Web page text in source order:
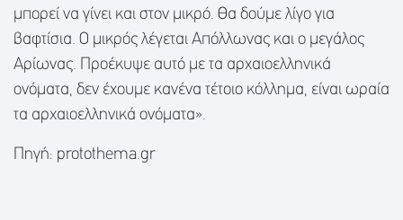
μπορεί να γίνει και στον μικρό. Θα δούμε λίγο για
βαφτίσια. Ο μικρός λέγεται Απόλλωνας και ο μεγάλος
Αρίωνας. Προέκυψε αυτό με τα αρχαιοελληνικά
ονόματα, δεν έχουμε κανένα τέτοιο κόλλημα, είναι ωραία
τα αρχαιοελληνικά ονόματα».
Πηγή: protothema.gr